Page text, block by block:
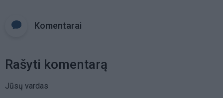
Komentarai
Rašyti komentarą
Jūsų vardas